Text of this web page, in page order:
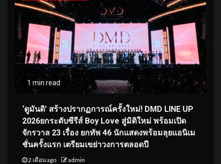
1 min read
‘ดูมันดิ’ สร้างปรากฏการณ์ครั้งใหม่! DMD LINE UP
2026ยกระดับซีรีส์ Boy Love สู่มิติใหม่ พร้อมเปิด
จักรวาล 23 เรื่อง ยกทัพ 46 นักแสดงพร้อมลุยแอนิเม
ชั่นครั้งแรก เตรียมเขย่าวงการตลอดปี
2 เดือน ago admin